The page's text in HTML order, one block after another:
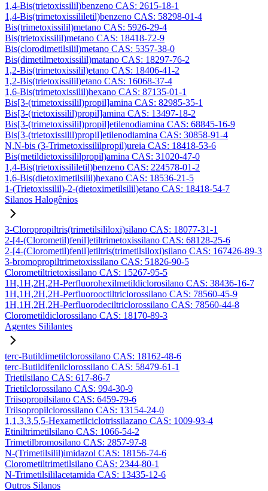
1,4-Bis(trietoxissilil)benzeno CAS: 2615-18-1
1,4-Bis(trimetoxissililetil)benzeno CAS: 58298-01-4
Bis(trimetoxissilil)metano CAS: 5926-29-4
Bis(trietoxissilil)metano CAS: 18418-72-9
Bis(clorodimetilsilil)metano CAS: 5357-38-0
Bis(dimetilmetoxissilil)matano CAS: 18297-76-2
1,2-Bis(trimetoxissilil)etano CAS: 18406-41-2
1,2-Bis(trietoxissilil)etano CAS: 16068-37-4
1,6-Bis(trimetoxissilil)hexano CAS: 87135-01-1
Bis[3-(trimetoxissilil)propil]amina CAS: 82985-35-1
Bis[3-(trietoxissilil)propil]amina CAS: 13497-18-2
Bis[3-(trimetoxissilil)propil]etilenodiamina CAS: 68845-16-9
Bis[3-(trietoxissilil)propil]etilenodiamina CAS: 30858-91-4
N,N-bis (3-Trimetoxissililpropil)ureia CAS: 18418-53-6
Bis(metildietoxissililpropil)amina CAS: 31020-47-0
1,4-Bis(trietoxissililetil)benzeno CAS: 224578-01-2
1,6-Bis(dietoximetilsilil)hexano CAS: 18536-21-5
1-(Trietoxissilil)-2-(dietoximetilsilil)etano CAS: 18418-54-7
Silanos Halogênios
3-Cloropropiltris(trimetilsililoxi)silano CAS: 18077-31-1
2-[4-(Clorometil)fenil]etiltrimetoxissilano CAS: 68128-25-6
2-[4-(Clorometil)fenil]etiltris(trimetilsiloxi)silano CAS: 167426-89-3
3-bromopropiltrimetoxissilano CAS: 51826-90-5
Clorometiltrietoxissilano CAS: 15267-95-5
1H,1H,2H,2H-Perfluorohexilmetildiclorosilano CAS: 38436-16-7
1H,1H,2H,2H-Perfluorooctiltriclorossilano CAS: 78560-45-9
1H,1H,2H,2H-Perfluorodeciltriclorossilano CAS: 78560-44-8
Clorometildiclorossilano CAS: 18170-89-3
Agentes Sililantes
terc-Butildimetilclorossilano CAS: 18162-48-6
terc-Butildifenilclorossilano CAS: 58479-61-1
Trietilsilano CAS: 617-86-7
Trietilclorossilano CAS: 994-30-9
Triisopropilsilano CAS: 6459-79-6
Triisopropilclorossilano CAS: 13154-24-0
1,1,3,3,5,5-Hexametilciclotrissilazano CAS: 1009-93-4
Etiniltrimetilsilano CAS: 1066-54-2
Trimetilbromosilano CAS: 2857-97-8
N-(Trimetilsilil)imidazol CAS: 18156-74-6
Clorometiltrimetilsilano CAS: 2344-80-1
N-Trimetilsililacetamida CAS: 13435-12-6
Outros Silanos